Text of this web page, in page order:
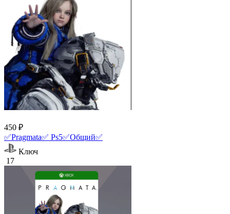
450 ₽
✅Pragmata✅ Ps5✅Общий✅
Ключ
17